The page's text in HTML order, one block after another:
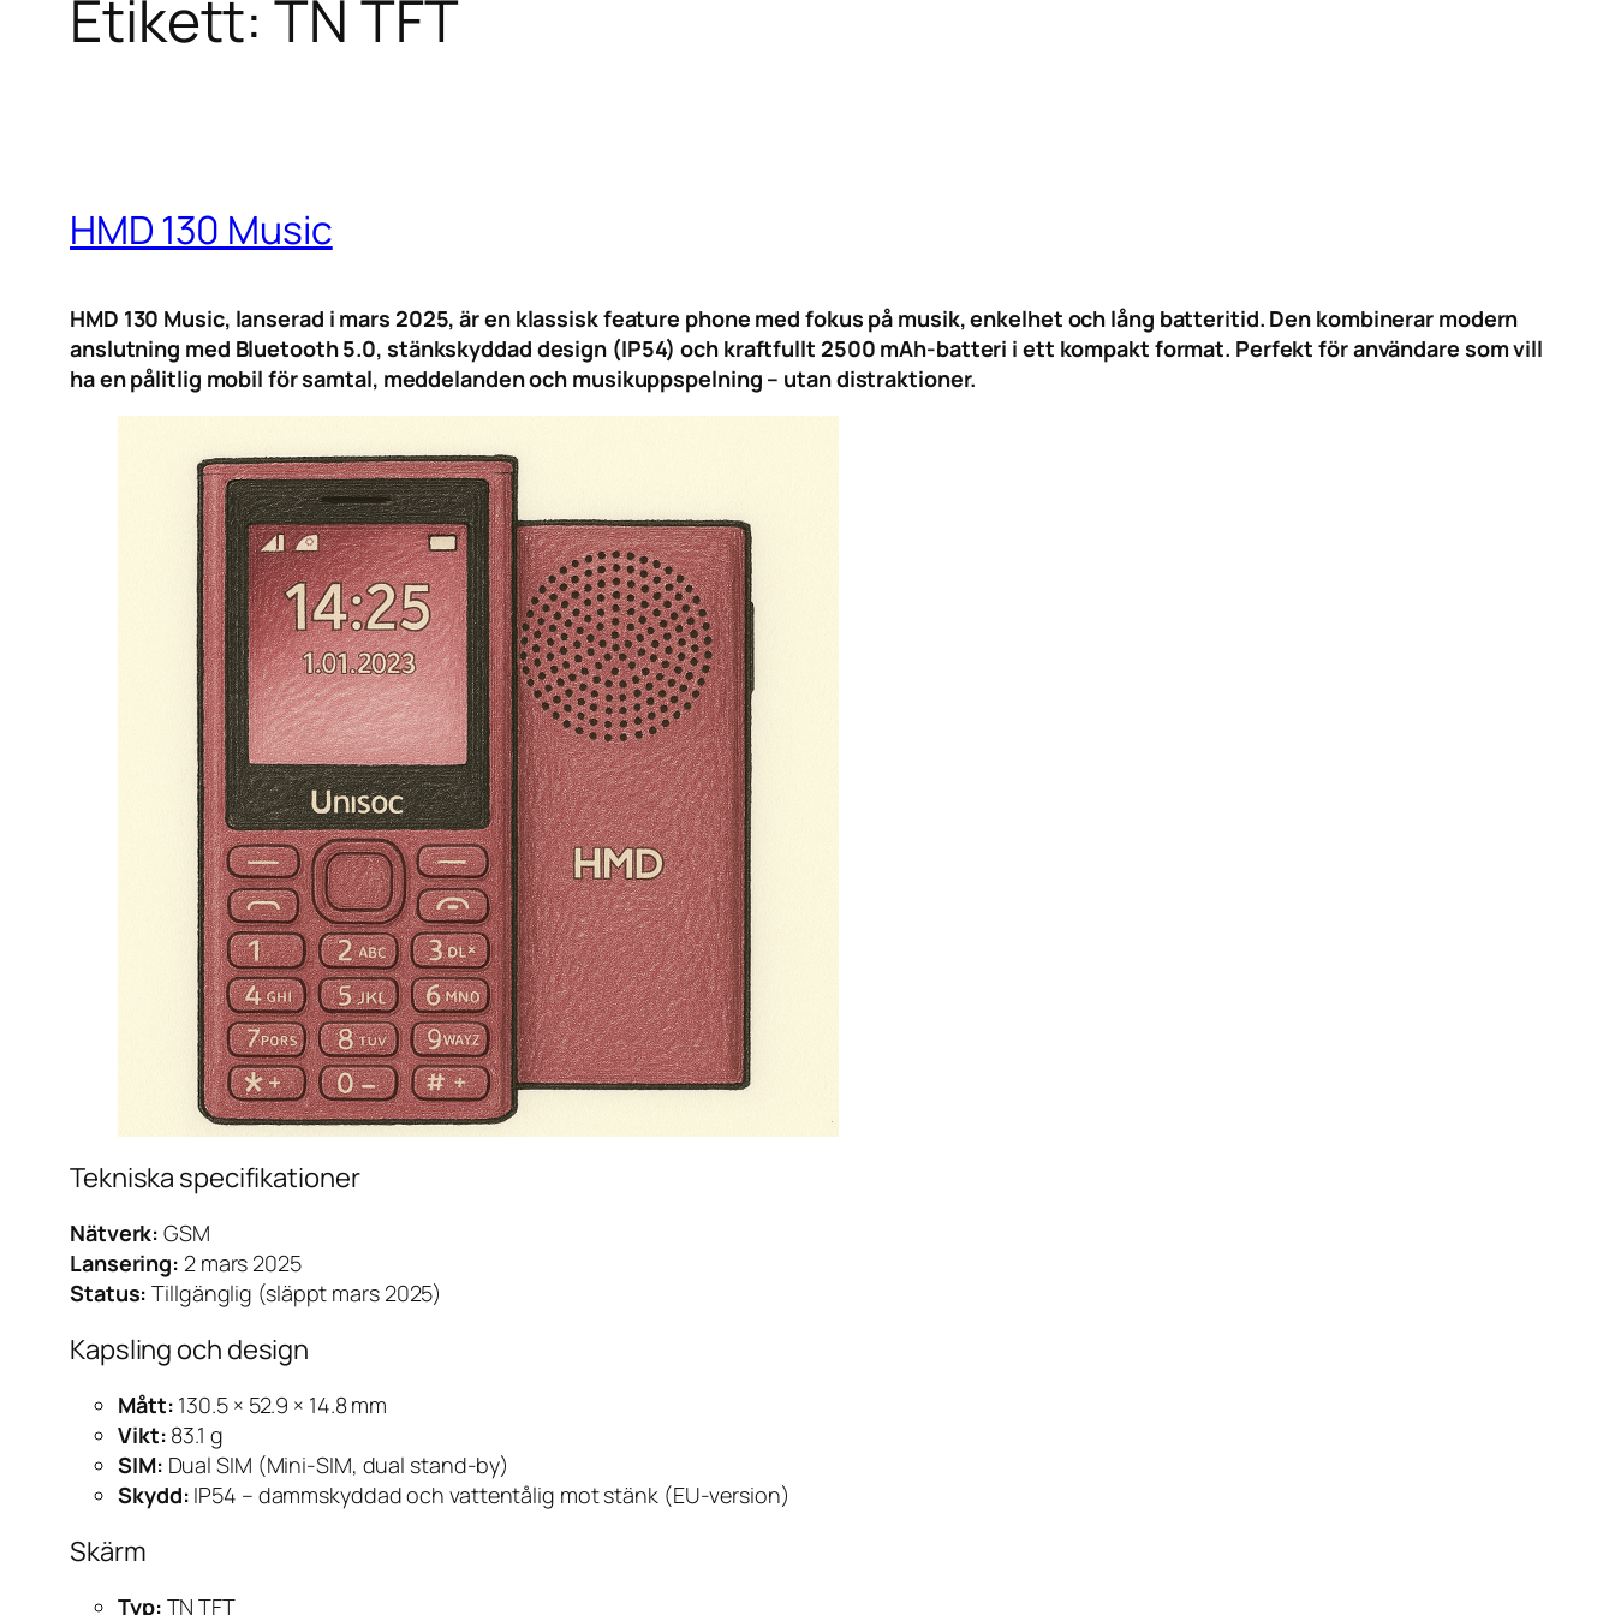
Etikett:TN TFT
HMD 130 Music
HMD 130 Music, lanserad i mars 2025, är en klassisk feature phone med fokus på musik, enkelhet och lång batteritid. Den kombinerar modern
anslutning med Bluetooth 5.0, stänkskyddad design (IP54) och kraftfullt 2500 mAh-batteri i ett kompakt format. Perfekt för användare som vill
ha en pålitlig mobil för samtal, meddelanden och musikuppspelning – utan distraktioner.
Tekniska specifikationer
Nätverk: GSM
Lansering: 2 mars 2025
Status: Tillgänglig (släppt mars 2025)
Kapsling och design
Mått: 130.5 × 52.9 × 14.8 mm
Vikt: 83.1 g
SIM: Dual SIM (Mini-SIM, dual stand-by)
Skydd: IP54 – dammskyddad och vattentålig mot stänk (EU-version)
Skärm
Typ: TN TFT